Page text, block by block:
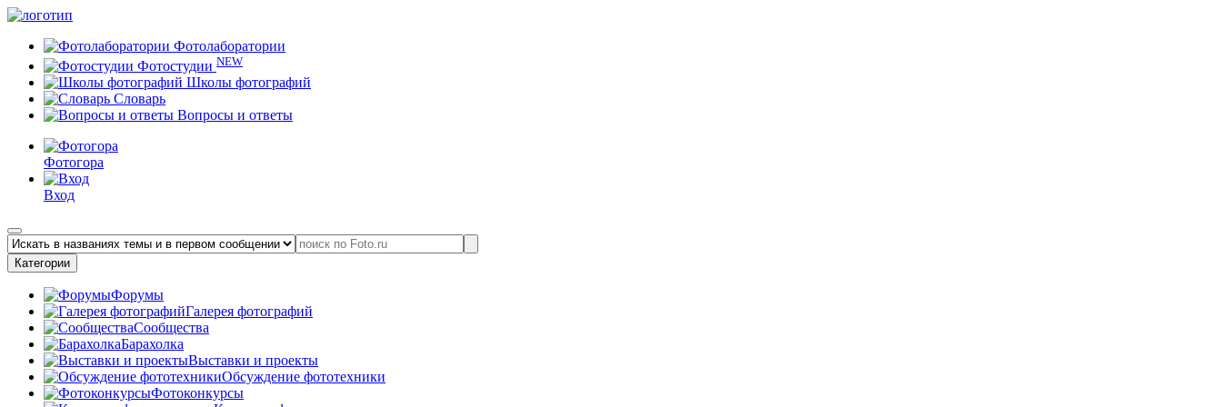
Фотолаборатории
Фотостудии NEW
Школы фотографий
Словарь
Вопросы и ответы
Фотогора
Вход
Категории
Форумы
Галерея фотографий
Сообщества
Барахолка
Выставки и проекты
Обсуждение фототехники
Фотоконкурсы